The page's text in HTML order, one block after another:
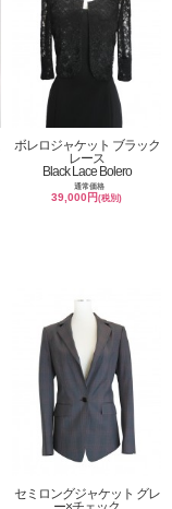
ボレロジャケット ブラック
レース
Black Lace Bolero
通常価格
39,000円(税別)
セミロングジャケット グレ